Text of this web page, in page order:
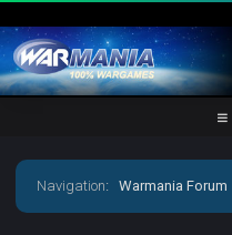
Navigation:Warmania Forum